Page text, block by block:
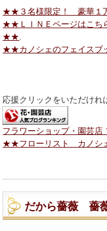
★★３名様限定！ 豪華１
★★ＬＩＮＥページはこち
★★
★★カノシェのフェイス
応援クリックをいただけれ
フラワーショップ・園芸店
★★フローリスト カノシ
だから薔薇 薔